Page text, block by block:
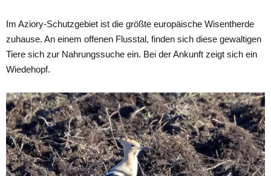
Im Aziory-Schutzgebiet ist die größte europäische Wisentherde
zuhause. An einem offenen Flusstal, finden sich diese gewaltigen
Tiere sich zur Nahrungssuche ein. Bei der Ankunft zeigt sich ein
Wiedehopf.